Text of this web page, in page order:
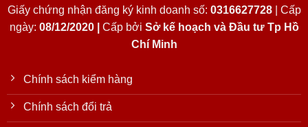
Giấy chứng nhận đăng ký kinh doanh số: 0316627728| Cấp
ngày: 08/12/2020 | Cấp bởi Sở kế hoạch và Đầu tư Tp Hồ
Chí Minh
Chính sách kiểm hàng
Chính sách đổi trả